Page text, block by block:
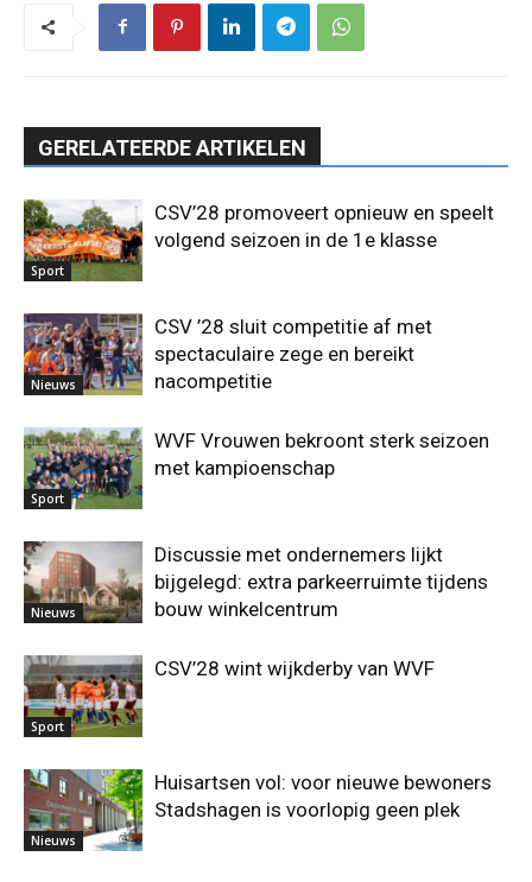
GERELATEERDE ARTIKELEN
Sport
CSV’28 promoveert opnieuw en speelt
volgend seizoen in de 1e klasse
Nieuws
CSV ’28 sluit competitie af met
spectaculaire zege en bereikt
nacompetitie
Sport
WVF Vrouwen bekroont sterk seizoen
met kampioenschap
Nieuws
Discussie met ondernemers lijkt
bijgelegd: extra parkeerruimte tijdens
bouw winkelcentrum
Sport
CSV’28 wint wijkderby van WVF
Nieuws
Huisartsen vol: voor nieuwe bewoners
Stadshagen is voorlopig geen plek